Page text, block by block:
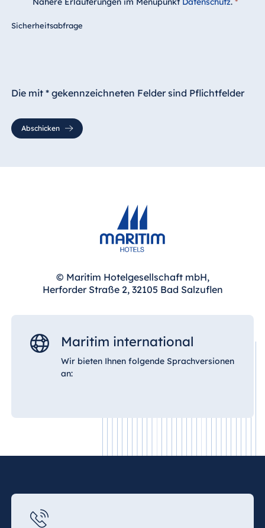
Sicherheitsabfrage
Die mit * gekennzeichneten Felder sind Pflichtfelder
Abschicken
© Maritim Hotelgesellschaft mbH,
Herforder Straße 2, 32105 Bad Salzuflen
Maritim international
Wir bieten Ihnen folgende Sprachversionen
an: